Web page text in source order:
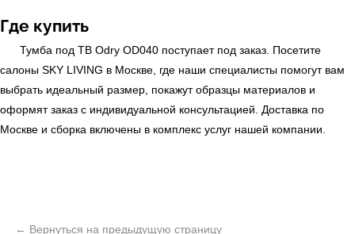
Где купить
Тумба под ТВ Odry OD040 поступает под заказ. Посетите
салоны SKY LIVING в Москве, где наши специалисты помогут вам
выбрать идеальный размер, покажут образцы материалов и
оформят заказ с индивидуальной консультацией. Доставка по
Москве и сборка включены в комплекс услуг нашей компании.